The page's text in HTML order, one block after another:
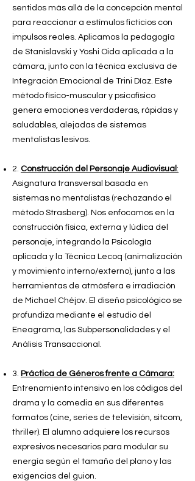
sentidos más allá de la concepción mental
para reaccionar a estímulos ficticios con
impulsos reales. Aplicamos la pedagogía
de Stanislavski y Yoshi Oida aplicada a la
cámara, junto con la técnica exclusiva de
Integración Emocional de Trini Díaz. Este
método físico-muscular y psicofísico
genera emociones verdaderas, rápidas y
saludables, alejadas de sistemas
mentalistas lesivos.
2. Construcción del Personaje Audiovisual :
Asignatura transversal basada en
sistemas no mentalistas (rechazando el
método Strasberg). Nos enfocamos en la
construcción física, externa y lúdica del
personaje, integrando la Psicología
aplicada y la Técnica Lecoq (animalización
y movimiento interno/externo), junto a las
herramientas de atmósfera e irradiación
de Michael Chéjov. El diseño psicológico se
profundiza mediante el estudio del
Eneagrama, las Subpersonalidades y el
Análisis Transaccional.
3. Práctica de Géneros frente a Cámara:
Entrenamiento intensivo en los códigos del
drama y la comedia en sus diferentes
formatos (cine, series de televisión, sitcom,
thriller). El alumno adquiere los recursos
expresivos necesarios para modular su
energía según el tamaño del plano y las
exigencias del guion.